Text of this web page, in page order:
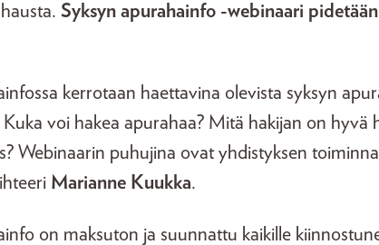
Syksyn apurahainfo -webinaari
kerrotaan haettavina olevista syksyn
Kuka voi hakea apurahaa? Mitä hakijan on
Webinaarin puhujina ovat yhdistyksen
Marianne Kuukka.
on maksuton ja suunnattu kaikille